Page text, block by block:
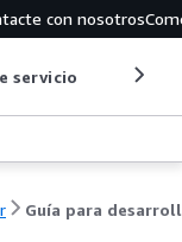
con nosotros
servicio